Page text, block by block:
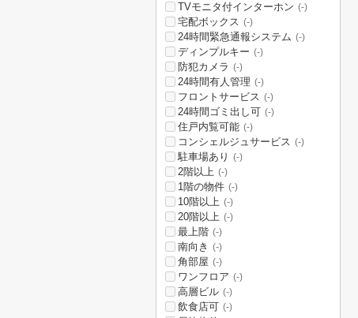
TVモニタ付インターホン (-)
宅配ボックス (-)
24時間緊急通報システム (-)
ディンプルキー (-)
防犯カメラ (-)
24時間有人管理 (-)
フロントサービス (-)
24時間ゴミ出し可 (-)
住戸内覧可能 (-)
コンシェルジュサービス (-)
駐車場あり (-)
2階以上 (-)
1階の物件 (-)
10階以上 (-)
20階以上 (-)
最上階 (-)
南向き (-)
角部屋 (-)
ワンフロア (-)
高層ビル (-)
飲食店可 (-)